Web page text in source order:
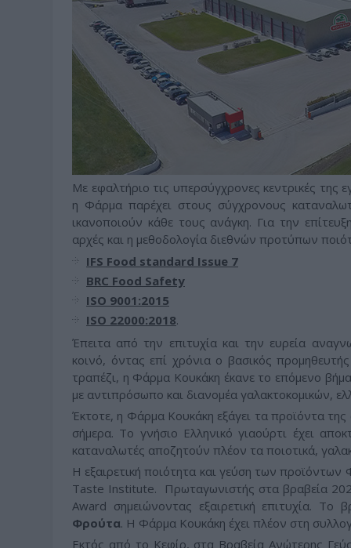
Με εφαλτήριο τις υπερσύγχρονες κεντρικές
η Φάρμα παρέχει στους σύγχρονους
ικανοποιούν κάθε τους ανάγκη. Για την
αρχές και η μεθοδολογία διεθνών προτύπων
IFS Food standard Issue 7
BRC Food Safety
ISO 9001:2015
ISO 22000:2018.
Έπειτα από την επιτυχία και την ευρεία
κοινό, όντας επί χρόνια ο βασικός
τραπέζι, η Φάρμα Κουκάκη έκανε το επόμενο
με αντιπρόσωπο και διανομέα γαλακτοκομικών,
Έκτοτε, η Φάρμα Κουκάκη εξάγει τα προϊόντα
σήμερα. Το γνήσιο Ελληνικό γιαούρτι έχει
καταναλωτές αποζητούν πλέον τα ποιοτικά,
Η εξαιρετική ποιότητα και γεύση των
Taste Institute. Πρωταγωνιστής στα βραβεία
Award σημειώνοντας εξαιρετική επιτυχία. Το
Φρούτα. Η Φάρμα Κουκάκη έχει πλέον στη
Εκτός από το Κεφίρ, στα Βραβεία Ανώτερης